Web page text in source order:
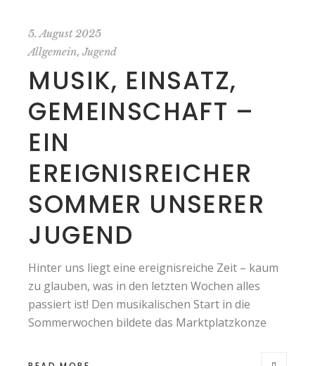
5. August 2025
Allgemein,Jugend
MUSIK, EINSATZ,
GEMEINSCHAFT –
EIN
EREIGNISREICHER
SOMMER UNSERER
JUGEND
Hinter uns liegt eine ereignisreiche Zeit – kaum
zu glauben, was in den letzten Wochen alles
passiert ist! Den musikalischen Start in die
Sommerwochen bildete das Marktplatzkonze